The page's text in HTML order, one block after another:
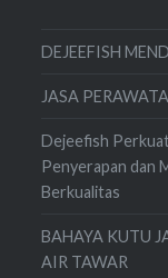
DEJEEFISH
JASA
Dejeefish
Penyerapan dan
Berkualitas
BAHAYA KUTU
AIR TAWAR